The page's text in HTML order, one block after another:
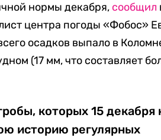
нормы декабря, сообщил
центра погоды «Фобос»
осадков выпало в
(17 мм, что составляет
которых 15 декабря
историю регулярных